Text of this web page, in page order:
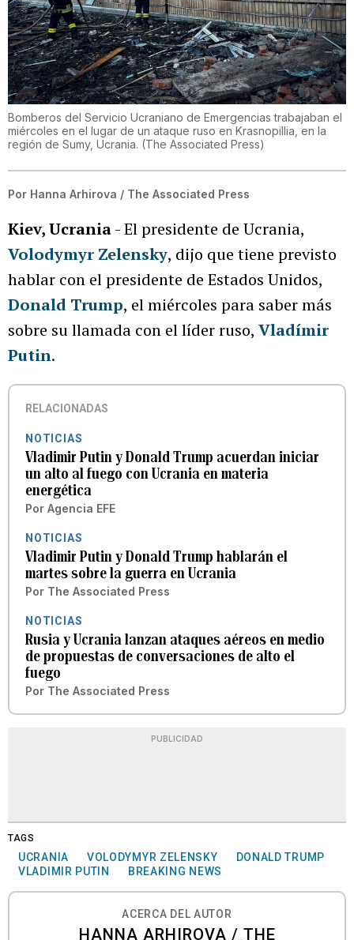
Bomberos del Servicio Ucraniano de Emergencias trabajaban el
miércoles en el lugar de un ataque ruso en Krasnopillia, en la
región de Sumy, Ucrania. (The Associated Press)
Por Hanna Arhirova / The Associated Press
Kiev, Ucrania- El presidente de Ucrania,
Volodymyr Zelensky, dijo que tiene previsto
hablar con el presidente de Estados Unidos,
Donald Trump, el miércoles para saber más
sobre su llamada con el líder ruso, Vladímir
Putin.
RELACIONADAS
NOTICIAS
Vladimir Putin y Donald Trump acuerdan iniciar
un alto al fuego con Ucrania en materia
energética
Por Agencia EFE
NOTICIAS
Vladimir Putin y Donald Trump hablarán el
martes sobre la guerra en Ucrania
Por The Associated Press
NOTICIAS
Rusia y Ucrania lanzan ataques aéreos en medio
de propuestas de conversaciones de alto el
fuego
Por The Associated Press
PUBLICIDAD
TAGS
UCRANIA VOLODYMYR ZELENSKY
DONALD TRUMP
VLADIMIR PUTIN
BREAKING NEWS
ACERCA DEL AUTOR
HANNA ARHIROVA / THE